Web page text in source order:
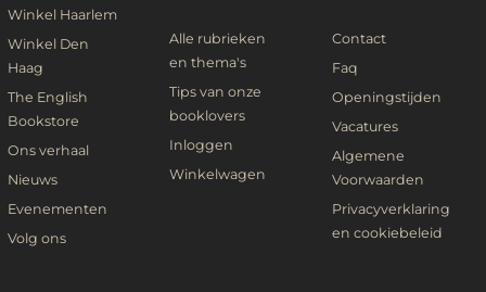
Winkel Haarlem
Winkel Den
Haag
The English
Bookstore
Ons verhaal
Nieuws
Evenementen
Volg ons
Alle rubrieken
en thema's
Tips van onze
booklovers
Inloggen
Winkelwagen
Contact
Faq
Openingstijden
Vacatures
Algemene
Voorwaarden
Privacyverklaring
en cookiebeleid